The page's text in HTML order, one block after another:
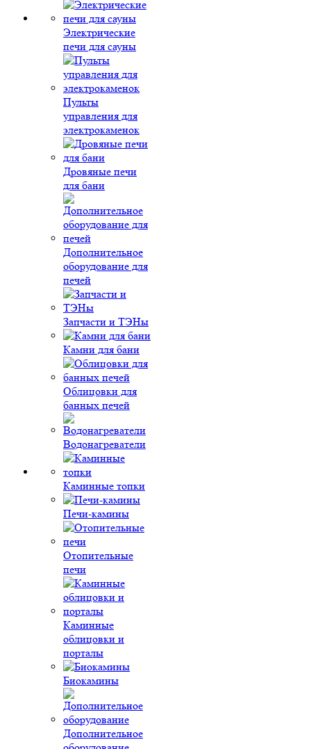
Электрические
печи для сауны
Пульты
управления для
электрокаменок
Дровяные печи
для бани
Дополнительное
оборудование для
печей
Запчасти и ТЭНы
Камни для бани
Облицовки для
банных печей
Водонагреватели
Каминные топки
Печи-камины
Отопительные
печи
Каминные
облицовки и
порталы
Биокамины
Дополнительное